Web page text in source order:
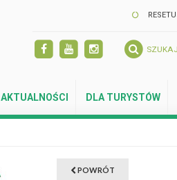
SZUKAJ
AKTUALNOŚCI DLA TURYSTÓW
POWRÓT